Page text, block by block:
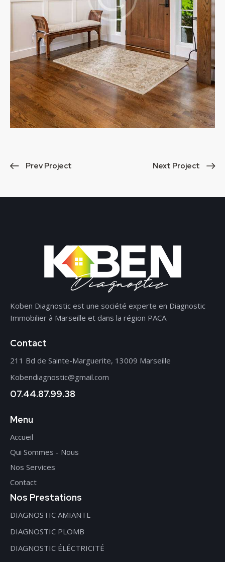
Prev Project Next Project
Koben Diagnostic est une société experte en Diagnostic
Immobilier à Marseille et dans la région PACA.
Contact
211 Bd de Sainte-Marguerite, 13009 Marseille
Kobendiagnostic@gmail.com
07.44.87.99.38
Menu
Accueil
Qui Sommes - Nous
Nos Services
Contact
Nos Prestations
DIAGNOSTIC AMIANTE
DIAGNOSTIC PLOMB
DIAGNOSTIC ÉLÉCTRICITÉ